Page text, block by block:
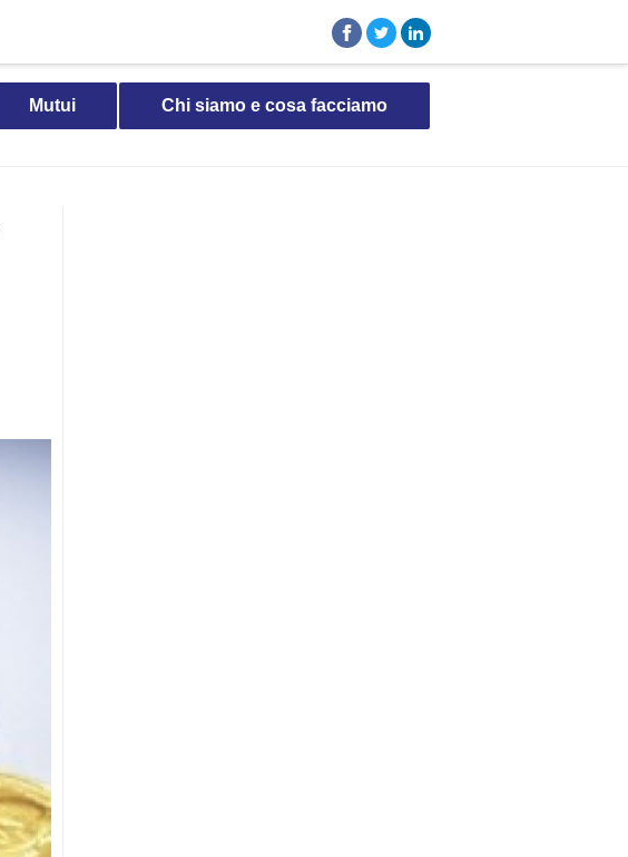
Mutui Chi siamo e cosa facciamo